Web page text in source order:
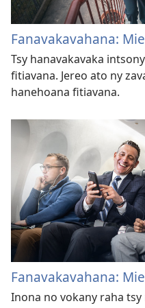
Fanavakavahana:
Tsy hanavakavaka
fitiavana. Jereo ato ny
hanehoana fitiavana.
Fanavakavahana:
Inona no vokany raha